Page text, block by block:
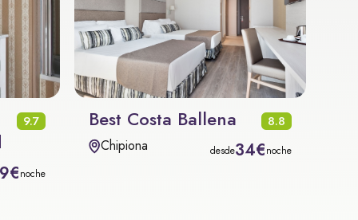
9.7
noche
Best Costa Ballena 8.8
Chipiona desde34€noche